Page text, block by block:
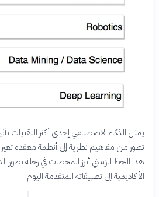
يمثل الذكاء الاصطناعي إحدى أكثر التقنيات
تطور من مفاهيم نظرية إلى أنظمة معقدة
هذا الخط الزمني أبرز المحطات في رحلة تطور
الأكاديمية إلى تطبيقاته المتقدمة اليوم.